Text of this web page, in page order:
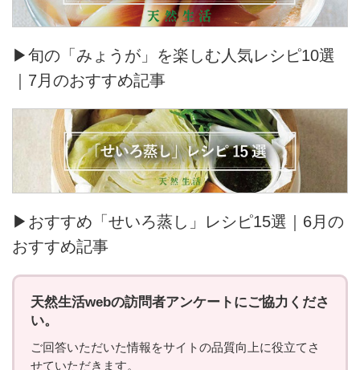
▶旬の「みょうが」を楽しむ人気レシピ10選
｜7月のおすすめ記事
▶おすすめ「せいろ蒸し」レシピ15選｜6月の
おすすめ記事